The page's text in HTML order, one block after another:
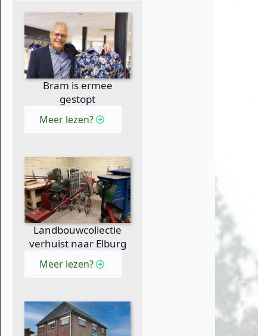
Bram is ermee
gestopt
Meer lezen?
Landbouwcollectie
verhuist naar Elburg
Meer lezen?